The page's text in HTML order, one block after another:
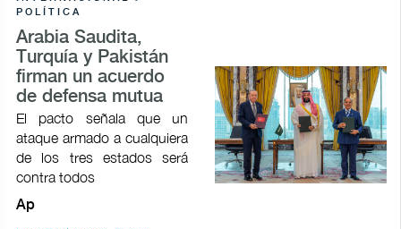
POLÍTICA
Arabia Saudita,
Turquía y Pakistán
firman un acuerdo
de defensa mutua
El pacto señala que un
ataque armado a cualquiera
de los tres estados será
contra todos
Ap